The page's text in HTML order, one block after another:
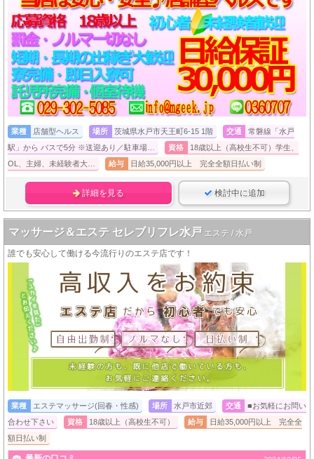
業種 店舗型ヘルス 場所 茨城県水戸市天王町6-15 1階 交通
常磐線「水戸
駅」から バスで5分 ※送迎あり／駐車場…
資格
18歳以上（高校生不可）学生、
OL、主婦、未経験者大…
給与 日給35,000円以上 完全全額日払い制
詳細を見る 検討中に追加
マッサージ＆エステ セレブリフレ水戸 エステ / 水戸
誰でも安心して働ける今流行りのエステ店です！
業種 エステマッサージ(回春・性感) 場所 水戸市近郊 交通
■お気軽にお問い
合わせ下さい
資格 18歳以上（高校生不可） 給与
日給35,000円以上 完全全
額日払い制